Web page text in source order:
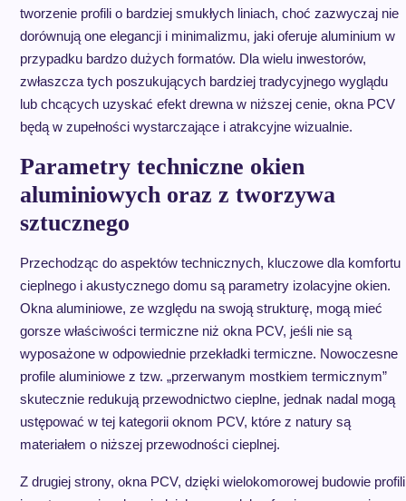
tworzenie profili o bardziej smukłych liniach, choć zazwyczaj nie
dorównują one elegancji i minimalizmu, jaki oferuje aluminium w
przypadku bardzo dużych formatów. Dla wielu inwestorów,
zwłaszcza tych poszukujących bardziej tradycyjnego wyglądu
lub chcących uzyskać efekt drewna w niższej cenie, okna PCV
będą w zupełności wystarczające i atrakcyjne wizualnie.
Parametry techniczne okien
aluminiowych oraz z tworzywa
sztucznego
Przechodząc do aspektów technicznych, kluczowe dla komfortu
cieplnego i akustycznego domu są parametry izolacyjne okien.
Okna aluminiowe, ze względu na swoją strukturę, mogą mieć
gorsze właściwości termiczne niż okna PCV, jeśli nie są
wyposażone w odpowiednie przekładki termiczne. Nowoczesne
profile aluminiowe z tzw. „przerwanym mostkiem termicznym”
skutecznie redukują przewodnictwo cieplne, jednak nadal mogą
ustępować w tej kategorii oknom PCV, które z natury są
materiałem o niższej przewodności cieplnej.
Z drugiej strony, okna PCV, dzięki wielokomorowej budowie profili